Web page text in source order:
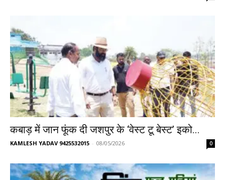
​कबाड़ में जान फूंक दी जशपुर के ‘वेस्ट टू बेस्ट’ इको...
KAMLESH YADAV 9425532015 - 08/05/2026 0